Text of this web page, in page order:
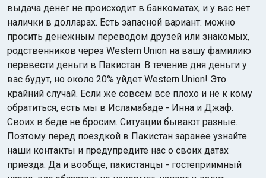
выдача денег не происходит в банкоматах, и у вас нет
налички в долларах. Есть запасной вариант: можно
просить денежным переводом друзей или знакомых,
родственников через Western Union на вашу фамилию
перевести деньги в Пакистан. В течение дня деньги у
вас будут, но около 20% уйдет Western Union! Это
крайний случай. Если же совсем все плохо и не к кому
обратиться, есть мы в Исламабаде - Инна и Джаф.
Своих в беде не бросим. Ситуации бывают разные.
Поэтому перед поездкой в Пакистан заранее узнайте
наши контакты и предупредите нас о своих датах
приезда. Да и вообще, пакистанцы - гостеприимный